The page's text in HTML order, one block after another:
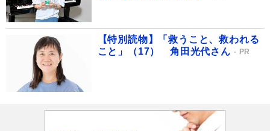
【特別読物】「救うこと、救われる
こと」（17） 角田光代さん
PR